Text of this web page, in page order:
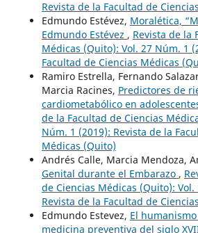
Revista de la Facultad de
Edmundo Estévez, Moralética,
Edmundo Estévez , Revista de la
Médicas (Quito): Vol. 27 Núm. 1
Facultad de Ciencias Médicas
Ramiro Estrella, Fernando
Marcia Racines, Predictores de
cardiometabólico en
de la Facultad de Ciencias
Núm. 1 (2019): Revista de la
Médicas (Quito)
Andrés Calle, Marcia Mendoza,
Genital durante el Embarazo ,
de Ciencias Médicas (Quito):
Revista de la Facultad de
Edmundo Estevez, El
medicina preventiva del siglo